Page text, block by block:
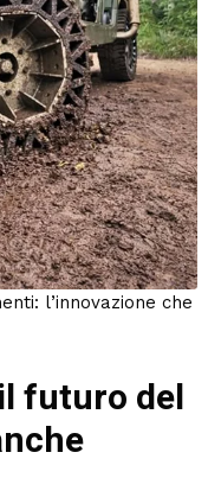
l’innovazione che
futuro del